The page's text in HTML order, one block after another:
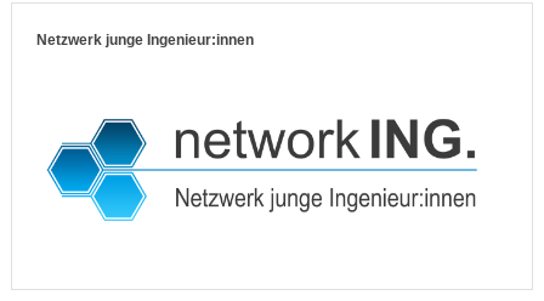
Netzwerk junge Ingenieur:innen